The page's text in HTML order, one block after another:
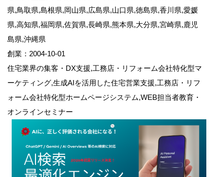
県,鳥取県,島根県,岡山県,広島県,山口県,徳島県,香川県,愛媛
県,高知県,福岡県,佐賀県,長崎県,熊本県,大分県,宮崎県,鹿児
島県,沖縄県
創業：2004-10-01
住宅業界の集客・DX支援,工務店・リフォーム会社特化型マ
ーケティング,生成AIを活用した住宅営業支援,工務店・リフ
ォーム会社特化型ホームページシステム,WEB担当者教育・
オンラインセミナー